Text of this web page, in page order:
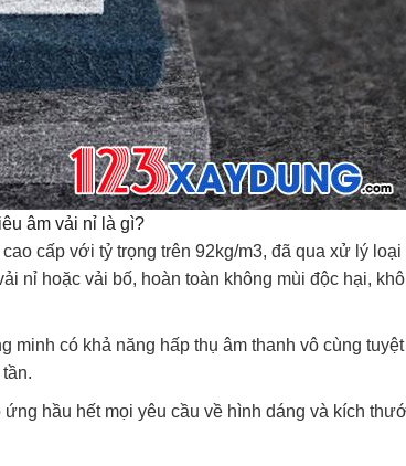
âm vải nỉ là gì?
cấp với tỷ trọng trên 92kg/m3, đã qua xử lý loại
nỉ hoặc vải bố, hoàn toàn không mùi độc hại,
có khả năng hấp thụ âm thanh vô cùng
hầu hết mọi yêu cầu về hình dáng và kích